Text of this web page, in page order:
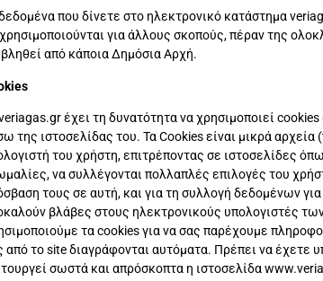
που δίνετε στο ηλεκτρονικό κατάστημα
για άλλους σκοπούς, πέραν της
από κάποια Δημόσια Αρχή.
έχει τη δυνατότητα να χρησιμοποιεί
της ιστοσελίδας του. Τα Cookies είναι μικρά
του χρήστη, επιτρέποντας σε ιστοσελίδες
να συλλέγονται πολλαπλές επιλογές του
τους σε αυτή, και για τη συλλογή δεδομένων
βλάβες στους ηλεκτρονικούς υπολογιστές
τα cookies για να σας παρέχουμε
από το site διαγράφονται αυτόματα. Πρέπει να έχετε
σωστά και απρόσκοπτα η ιστοσελίδα